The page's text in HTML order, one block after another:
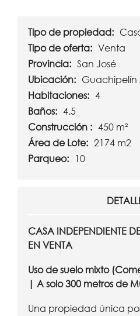
Tipo de propiedad:
Tipo de oferta: Venta
Provincia: San José
Ubicación: Guachipelín
Habitaciones: 4
Baños: 4.5
Construcción : 450 m²
Área de Lote: 2174 m2
Parqueo: 10
CASA INDEPENDIENTE
EN VENTA
Uso de suelo mixto
| A solo 300 metros de
Una propiedad única